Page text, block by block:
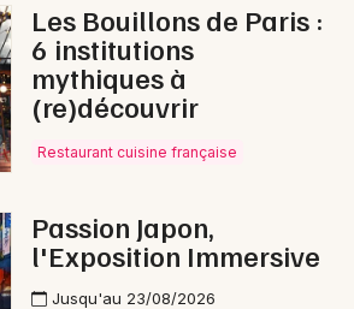
Les Bouillons de Paris :
6 institutions
mythiques à
(re)découvrir
Restaurant cuisine française
Passion Japon,
l'Exposition Immersive
Jusqu'au 23/08/2026